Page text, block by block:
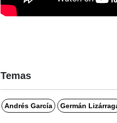
Temas
Andrés García Germán